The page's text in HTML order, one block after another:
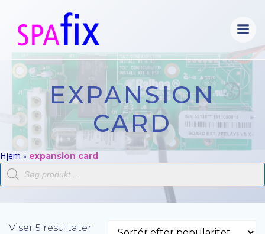
EXPANSION
CARD
Hjem » expansion card
Products
search
Viser 5 resultater Sorteret